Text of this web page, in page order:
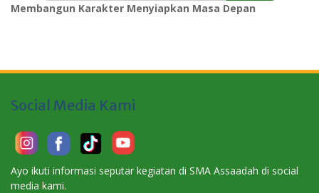
Membangun Karakter Menyiapkan Masa Depan
Social Media Kami
Ayo ikuti informasi seputar kegiatan di SMA Assaadah di social
media kami.